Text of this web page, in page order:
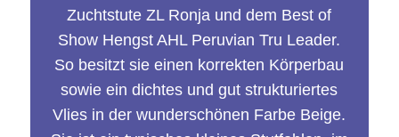
Zuchtstute ZL Ronja und dem Best of
Show Hengst AHL Peruvian Tru Leader.
So besitzt sie einen korrekten Körperbau
sowie ein dichtes und gut strukturiertes
Vlies in der wunderschönen Farbe Beige.